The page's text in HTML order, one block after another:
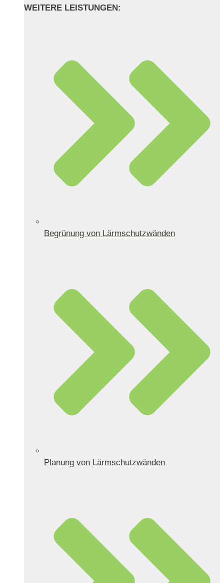
WEITERE LEISTUNGEN:
Begrünung von Lärmschutzwänden
Planung von Lärmschutzwänden